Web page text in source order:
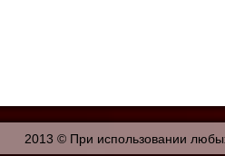
2013 © При использовании